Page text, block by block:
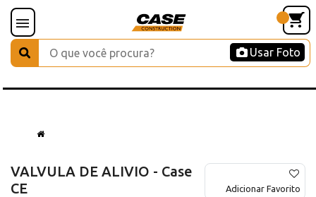
Usar Foto
VALVULA DE ALIVIO - Case
CE
Adicionar Favorito